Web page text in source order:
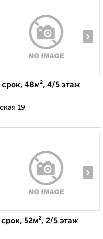
›
срок, 48м², 4/5 этаж
19
›
52м², 2/5 этаж